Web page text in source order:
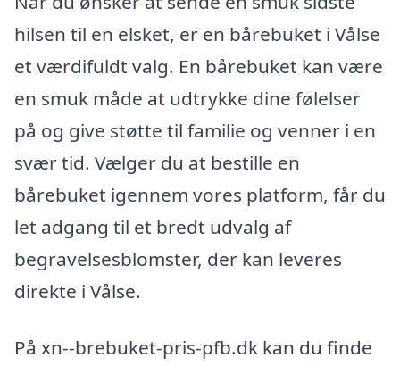
hilsen til en elsket, er en bårebuket i Vålse
et værdifuldt valg. En bårebuket kan være
en smuk måde at udtrykke dine følelser
på og give støtte til familie og venner i en
svær tid. Vælger du at bestille en
bårebuket igennem vores platform, får du
let adgang til et bredt udvalg af
begravelsesblomster, der kan leveres
direkte i Vålse.
På xn--brebuket-pris-pfb.dk kan du finde